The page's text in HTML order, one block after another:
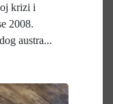
krizi i
2008.
austra...